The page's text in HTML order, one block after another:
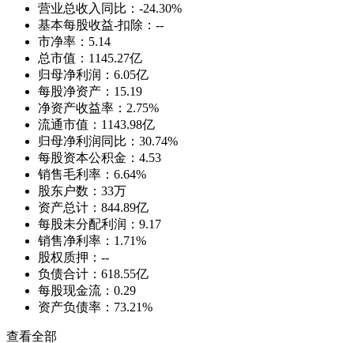
营业总收入同比： -24.30%
基本每股收益-扣除： --
市净率： 5.14
总市值： 1145.27亿
归母净利润： 6.05亿
每股净资产： 15.19
净资产收益率： 2.75%
流通市值： 1143.98亿
归母净利润同比： 30.74%
每股资本公积金： 4.53
销售毛利率： 6.64%
股东户数： 33万
资产总计： 844.89亿
每股未分配利润： 9.17
销售净利率： 1.71%
股权质押： --
负债合计： 618.55亿
每股现金流： 0.29
资产负债率： 73.21%
查看全部